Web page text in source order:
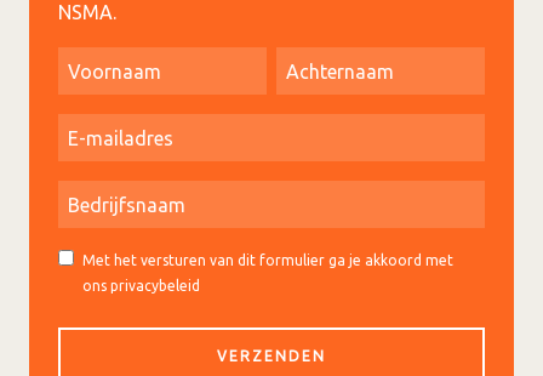
NSMA.
Met het versturen van dit formulier ga je akkoord met
ons privacybeleid